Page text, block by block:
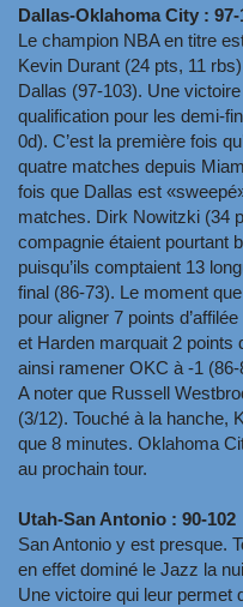
Dallas-Oklahoma City : 97-
Le champion NBA en titre
Kevin Durant (24 pts, 11
Dallas (97-103). Une
qualification pour les demi-
0d). C’est la première fois
quatre matches depuis
fois que Dallas est
matches. Dirk Nowitzki (34
compagnie étaient pourtant
puisqu’ils comptaient 13
final (86-73). Le moment
pour aligner 7 points
et Harden marquait 2 points
ainsi ramener OKC à -1
A noter que Russell
(3/12). Touché à la hanche,
que 8 minutes. Oklahoma
au prochain tour.
Utah-San Antonio : 90-102
San Antonio y est presque.
en effet dominé le Jazz la
Une victoire qui leur permet